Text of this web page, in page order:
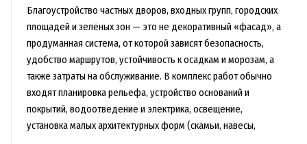
Благоустройство частных дворов, входных групп, городских
площадей и зелёных зон — это не декоративный «фасад», а
продуманная система, от которой зависят безопасность,
удобство маршрутов, устойчивость к осадкам и морозам, а
также затраты на обслуживание. В комплекс работ обычно
входят планировка рельефа, устройство оснований и
покрытий, водоотведение и электрика, освещение,
установка малых архитектурных форм (скамьи, навесы,